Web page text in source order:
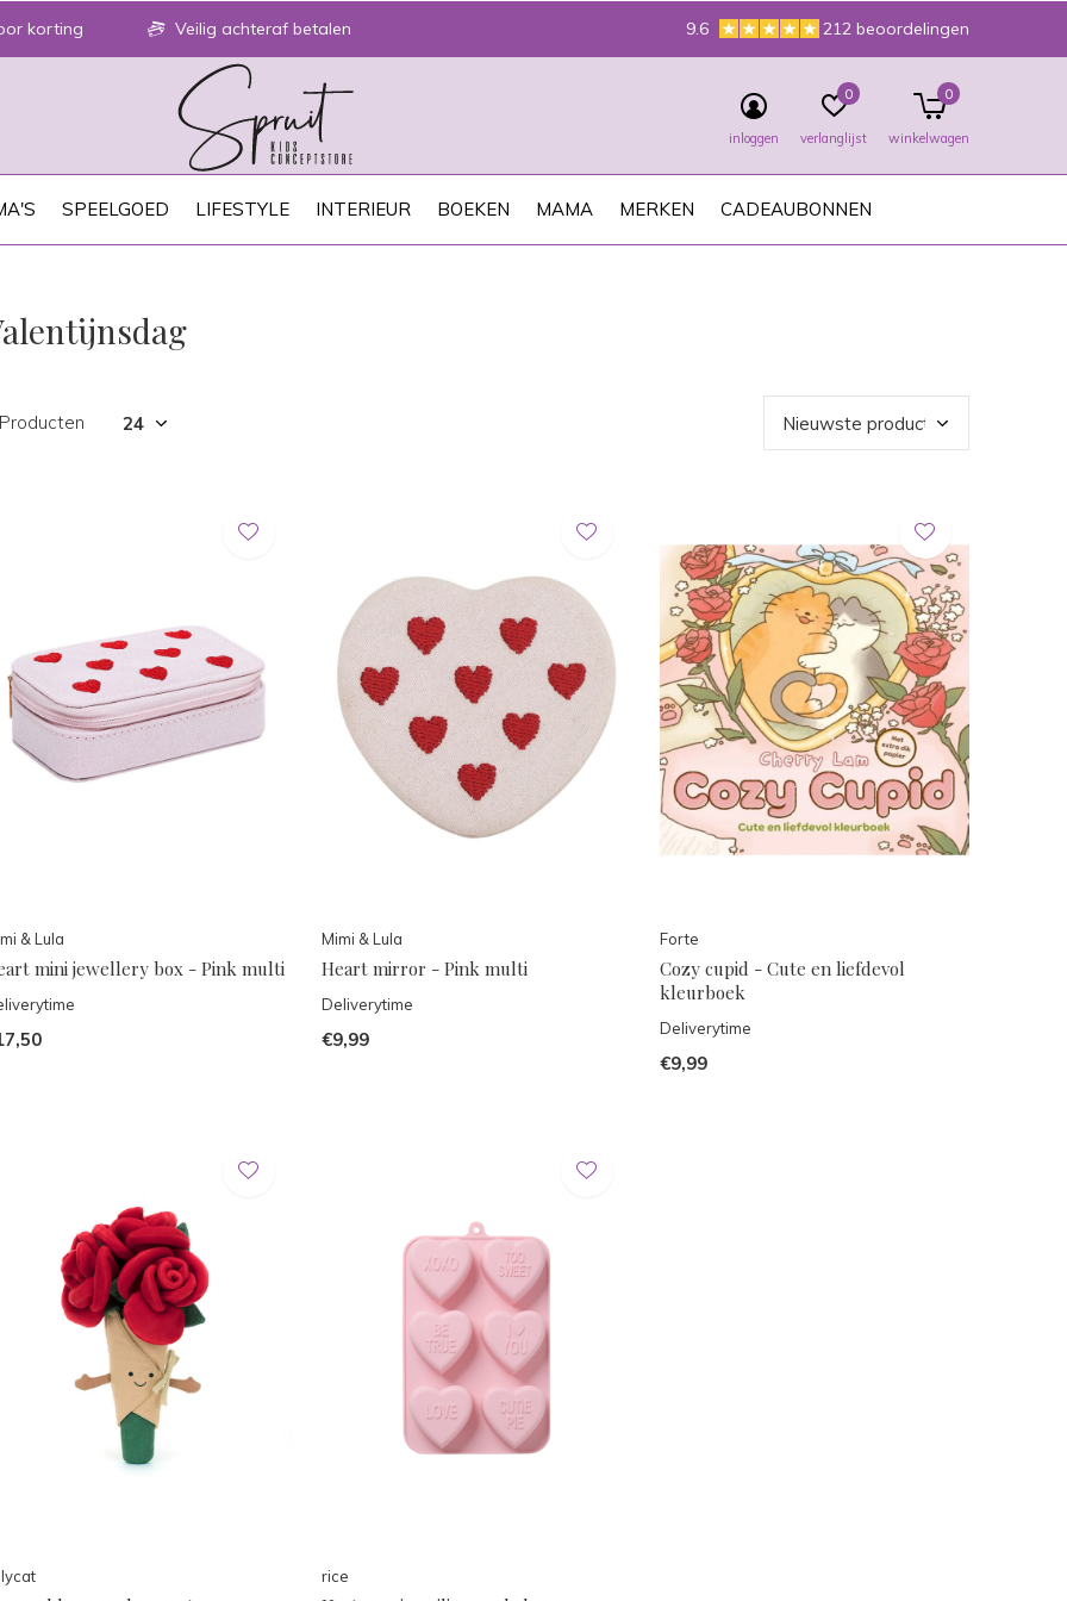
SPEELGOED LIFESTYLE INTERIEUR BOEKEN MAMA MERKEN CADEAUBONNEN
inloggen verlanglijst
0
winkelwagen
0
korting Veilig achteraf betalen 9.6 212 beoordelingen
& Lula
mini jewellery box - Pink multi
Mimi & Lula
Heart mirror - Pink multi
Deliverytime
€9,99
Forte
Cozy cupid - Cute en liefdevol
kleurboek
Deliverytime
€9,99
rice